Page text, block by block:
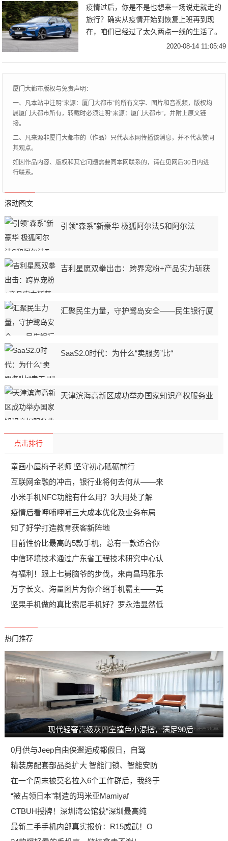
疫情过后，你是不是也想来一场说走就走的
旅行？确实从疫情开始到恢复上班再到现
在，咱们已经过了太久两点一线的生活了。
但是对于全球现在这个情况，出国游显然是
2020-08-14 11:05:49
厦门大都市版权与免责声明：
一、凡本站中注明“来源：厦门大都市”的所有文字、图片和音视频，版权均
属厦门大都市所有，转载时必须注明“来源：厦门大都市”，并附上原文链
接。
二、凡来源非厦门大都市的（作品）只代表本网传播该消息，并不代表赞同
其观点。
如因作品内容、版权和其它问题需要同本网联系的，请在见网后30日内进
行联系。
滚动图文
引领“森系”新豪华 极狐阿尔法S和阿尔法
吉利星愿双拳出击：跨界宠粉+产品实力斩获
汇聚民生力量，守护鹭岛安全——民生银行厦
SaaS2.0时代：为什么“卖服务”比“
天津滨海高新区成功举办国家知识产权服务业
点击排行
童画小屋梅子老师 坚守初心砥砺前行
互联网金融的冲击，银行业将何去何从——来
小米手机NFC功能有什么用？3大用处了解
疫情后看呷哺呷哺三大成本优化及业务布局
知了好学打造教育获客新阵地
目前性价比最高的5款手机，总有一款适合你
中信环境技术通过广东省工程技术研究中心认
有福利！跟上七舅脑爷的步伐，来南昌玛雅乐
万字长文、海量图片为你介绍手机霸主——美
坚果手机做的真比索尼手机好？罗永浩显然低
热门推荐
现代轻奢高级灰四室撞色小混搭，满足90后
0月供与Jeep自由侠邂逅成都假日，自驾
精装房配套部品类扩大 智能门锁、智能安防
在一个周末被莫名拉入6个工作群后，我终于
“被占领日本”制造的玛米亚Mamiyaf
CTBUH授牌！深圳湾公馆获“深圳最高纯
最新二手手机内部真实报价：R15威武！O